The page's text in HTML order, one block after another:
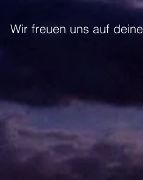
Wir freuen uns auf